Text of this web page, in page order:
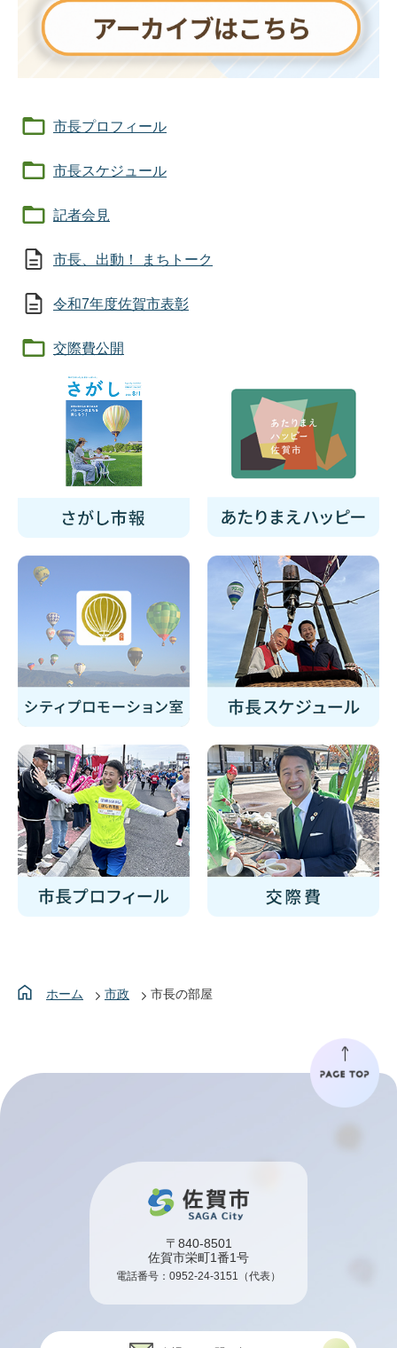
市長プロフィール
市長スケジュール
記者会見
市長、出動！ まちトーク
令和7年度佐賀市表彰
交際費公開
ホーム 市政 市長の部屋
〒840-8501
佐賀市栄町1番1号
電話番号： 0952-24-3151 （代表）